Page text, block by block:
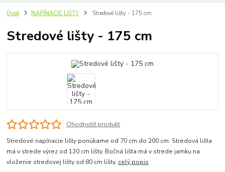
Úvod NAPÍNACIE LIŠTY Stredové lišty - 175 cm
Stredové lišty - 175 cm
Ohodnotiť produkt
Stredové napínacie lišty ponúkame od 70 cm do 200 cm. Stredová lišta
má v strede výrez od 120 cm lišty. Bočná lišta má v strede jamku na
vloženie stredovej lišty od 80 cm lišty. celý popis